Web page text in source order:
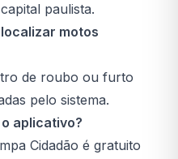
paulista.
motos
de roubo ou furto
pelo sistema.
aplicativo?
Cidadão é gratuito